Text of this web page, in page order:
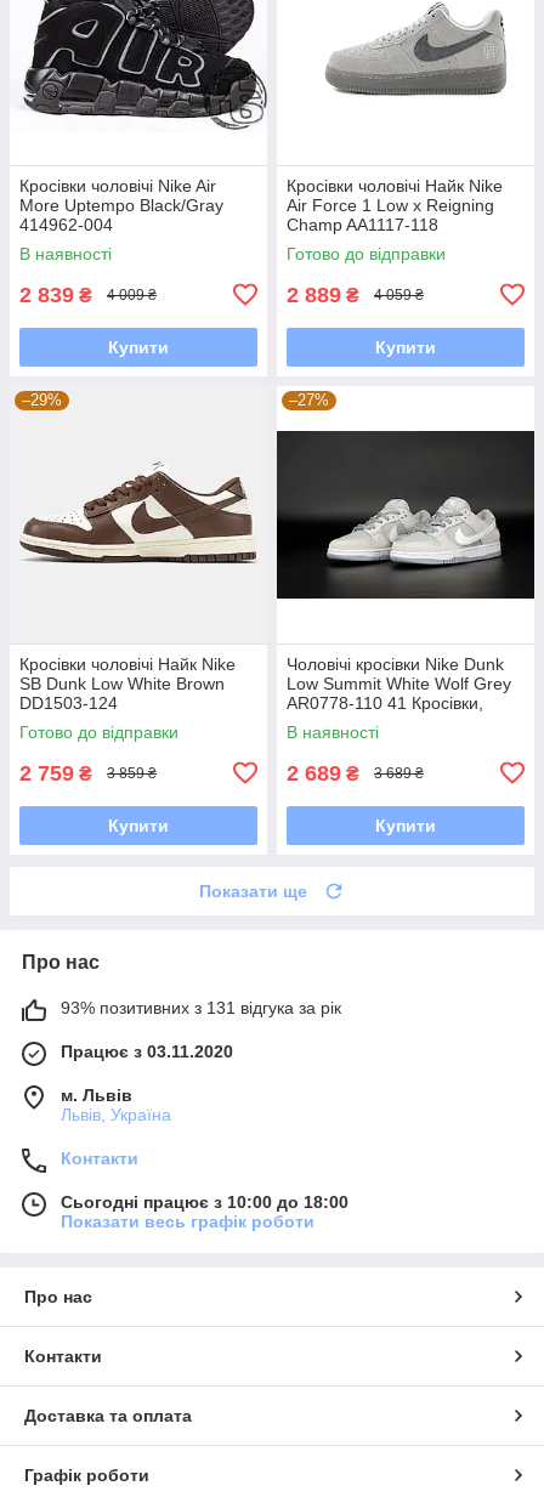
Кросівки чоловічі Nike Air
More Uptempo Black/Gray
414962-004
В наявності
2 839 ₴ 4 009 ₴
Купити
Кросівки чоловічі Найк Nike
Air Force 1 Low x Reigning
Champ AA1117-118
Готово до відправки
2 889 ₴ 4 059 ₴
Купити
–29%
Кросівки чоловічі Найк Nike
SB Dunk Low White Brown
DD1503-124
Готово до відправки
2 759 ₴ 3 859 ₴
Купити
–27%
Чоловічі кросівки Nike Dunk
Low Summit White Wolf Grey
AR0778-110 41 Кросівки,
Текстильна, Шнурівка, Товста
підошва, Замша,
В наявності
2 689 ₴ 3 689 ₴
Купити
Показати ще
Про нас
93% позитивних з 131 відгука за рік
Працює з 03.11.2020
м. Львів
Львів, Україна
Контакти
Сьогодні працює з 10:00 до 18:00
Показати весь графік роботи
Про нас
Контакти
Доставка та оплата
Графік роботи